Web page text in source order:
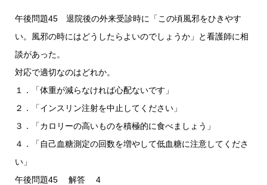
午後問題45 退院後の外来受診時に「この頃風邪をひきやす
い。風邪の時にはどうしたらよいのでしょうか」と看護師に相
談があった。
対応で適切なのはどれか。
１．「体重が減らなければ心配ないです」
２．「インスリン注射を中止してください」
３．「カロリーの高いものを積極的に食べましょう」
４．「自己血糖測定の回数を増やして低血糖に注意してくださ
い」
午後問題45 解答 4